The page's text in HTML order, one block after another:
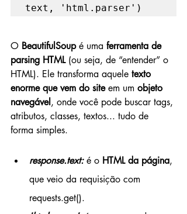
text, 'html.parser')
O BeautifulSoup é uma ferramenta de
parsing HTML (ou seja, de “entender” o
HTML). Ele transforma aquele texto
enorme que vem do site em um objeto
navegável , onde você pode buscar tags,
atributos, classes, textos... tudo de
forma simples.
response.text: é o HTML da página,
que veio da requisição com
requests.get().